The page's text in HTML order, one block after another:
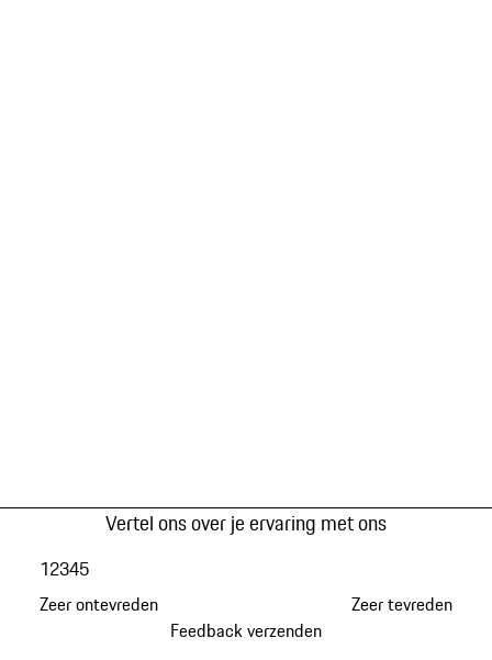
Vertel ons over je ervaring met ons
Zeer ontevreden
12345
Zeer tevreden
Feedback verzenden